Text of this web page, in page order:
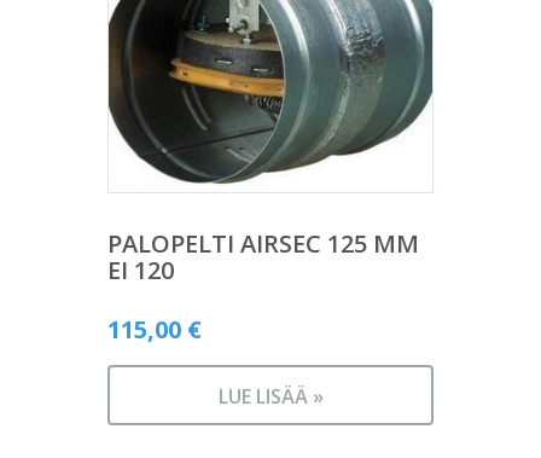
PALOPELTI AIRSEC 125 MM
EI 120
115,00 €
LUE LISÄÄ »